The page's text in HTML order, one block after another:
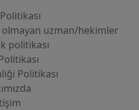
olmayan uzman/hekimler
politikası
Politikası